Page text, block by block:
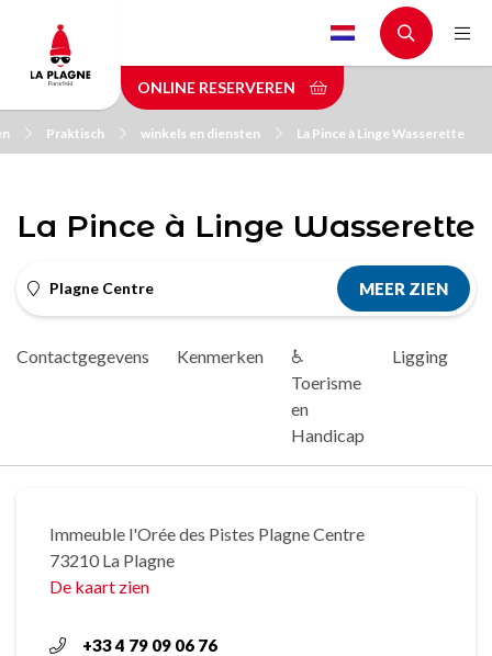
main
content
ONLINE RESERVEREN
Praktisch winkels en diensten La Pince à Linge Wasserette
La Pince à Linge Wasserette
Plagne Centre MEER ZIEN
Contactgegevens Kenmerken
♿
Toerisme
en
Handicap
Ligging
Immeuble l'Orée des Pistes Plagne Centre
73210 La Plagne
De kaart zien
+33 4 79 09 06 76